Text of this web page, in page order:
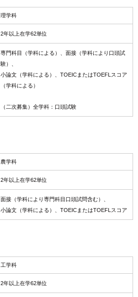
理学科
2年以上在学62単位
専門科目（学科による）、面接（学科により口頭試
験）、
小論文（学科による）、TOEICまたはTOEFLスコア
（学科による）
（二次募集）全学科：口頭試験
農学科
2年以上在学62単位
面接（学科により専門科目口頭試問含む）、
小論文（学科による）、TOEICまたはTOEFLスコア
工学科
2年以上在学62単位